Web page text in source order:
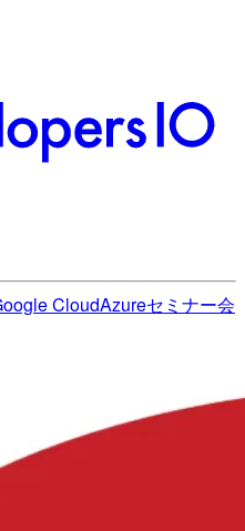
CloudAzureセミナー会